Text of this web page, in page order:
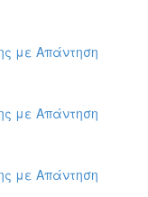
με Απάντηση
με Απάντηση
με Απάντηση